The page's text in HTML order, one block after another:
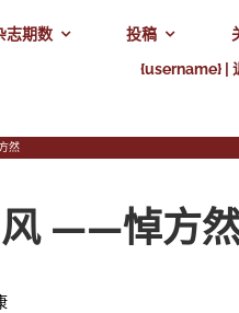
志期数 投稿
{username} |
然
——悼方